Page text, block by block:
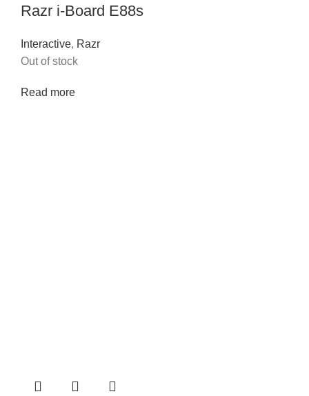
Razr i-Board E88s
Interactive, Razr
Out of stock
Read more